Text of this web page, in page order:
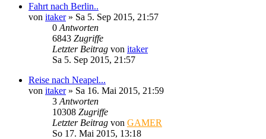
Fahrt nach Berlin..
von itaker» Sa 5. Sep 2015, 21:57
0 Antworten
6843 Zugriffe
Letzter Beitrag von itaker
Sa 5. Sep 2015, 21:57
Reise nach Neapel...
von itaker» Sa 16. Mai 2015, 21:59
3 Antworten
10308 Zugriffe
Letzter Beitrag von GAMER
So 17. Mai 2015, 13:18